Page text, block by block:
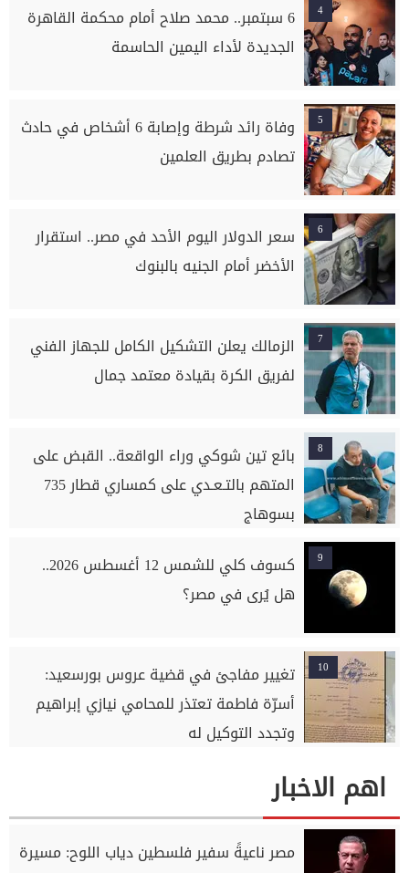
4
6 سبتمبر.. محمد صلاح أمام محكمة القاهرة
الجديدة لأداء اليمين الحاسمة
5
وفاة رائد شرطة وإصابة 6 أشخاص في حادث
تصادم بطريق العلمين
6
سعر الدولار اليوم الأحد في مصر.. استقرار
الأخضر أمام الجنيه بالبنوك
7
الزمالك يعلن التشكيل الكامل للجهاز الفني
لفريق الكرة بقيادة معتمد جمال
8
بائع تين شوكي وراء الواقعة.. القبض على
المتهم بالتـعـدي على كمساري قطار 735
بسوهاج
9
كسوف كلي للشمس 12 أغسطس 2026..
هل يُرى في مصر؟
10
تغيير مفاجئ في قضية عروس بورسعيد:
أسرّة فاطمة تعتذر للمحامي نيازي إبراهيم
وتجدد التوكيل له
اهم الاخبار
مصر ناعيةً سفير فلسطين دياب اللوح: مسيرة